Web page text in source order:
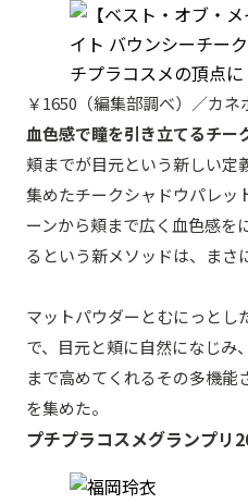
￥1650（編集部調べ）／カネ
血色感で瞳を引き立てるチー
頬までが目元という新しい定
集めたチークシャドウパレッ
ーンから頬まで広く血色感を
るという新メソッドは、まさ
マットパウダーとむにっとし
で、目元と頬に自然になじみ
まで高めてくれるその多機
を集めた。
プチプラコスメグランプリ